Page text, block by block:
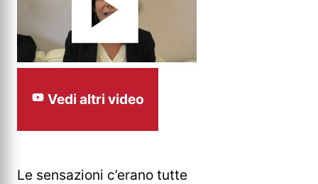
Vedi altri video
Le sensazioni c’erano tutte